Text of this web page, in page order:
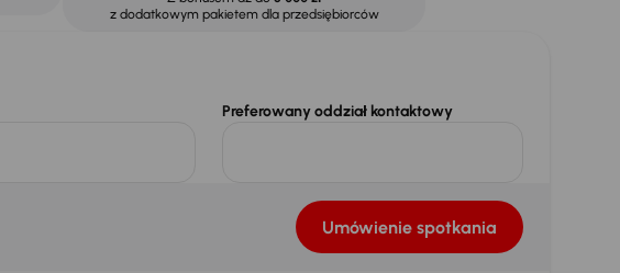
z dodatkowym pakietem dla przedsiębiorców
Preferowany oddział kontaktowy
Umówienie spotkania